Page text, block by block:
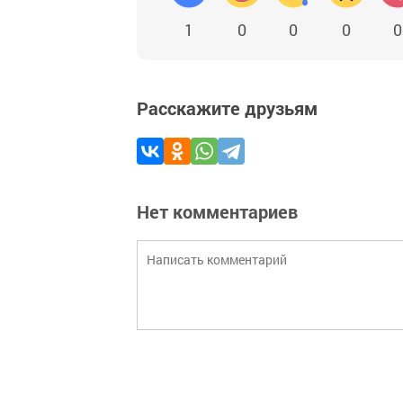
1 0 0 0 0
Расскажите друзьям
Нет комментариев